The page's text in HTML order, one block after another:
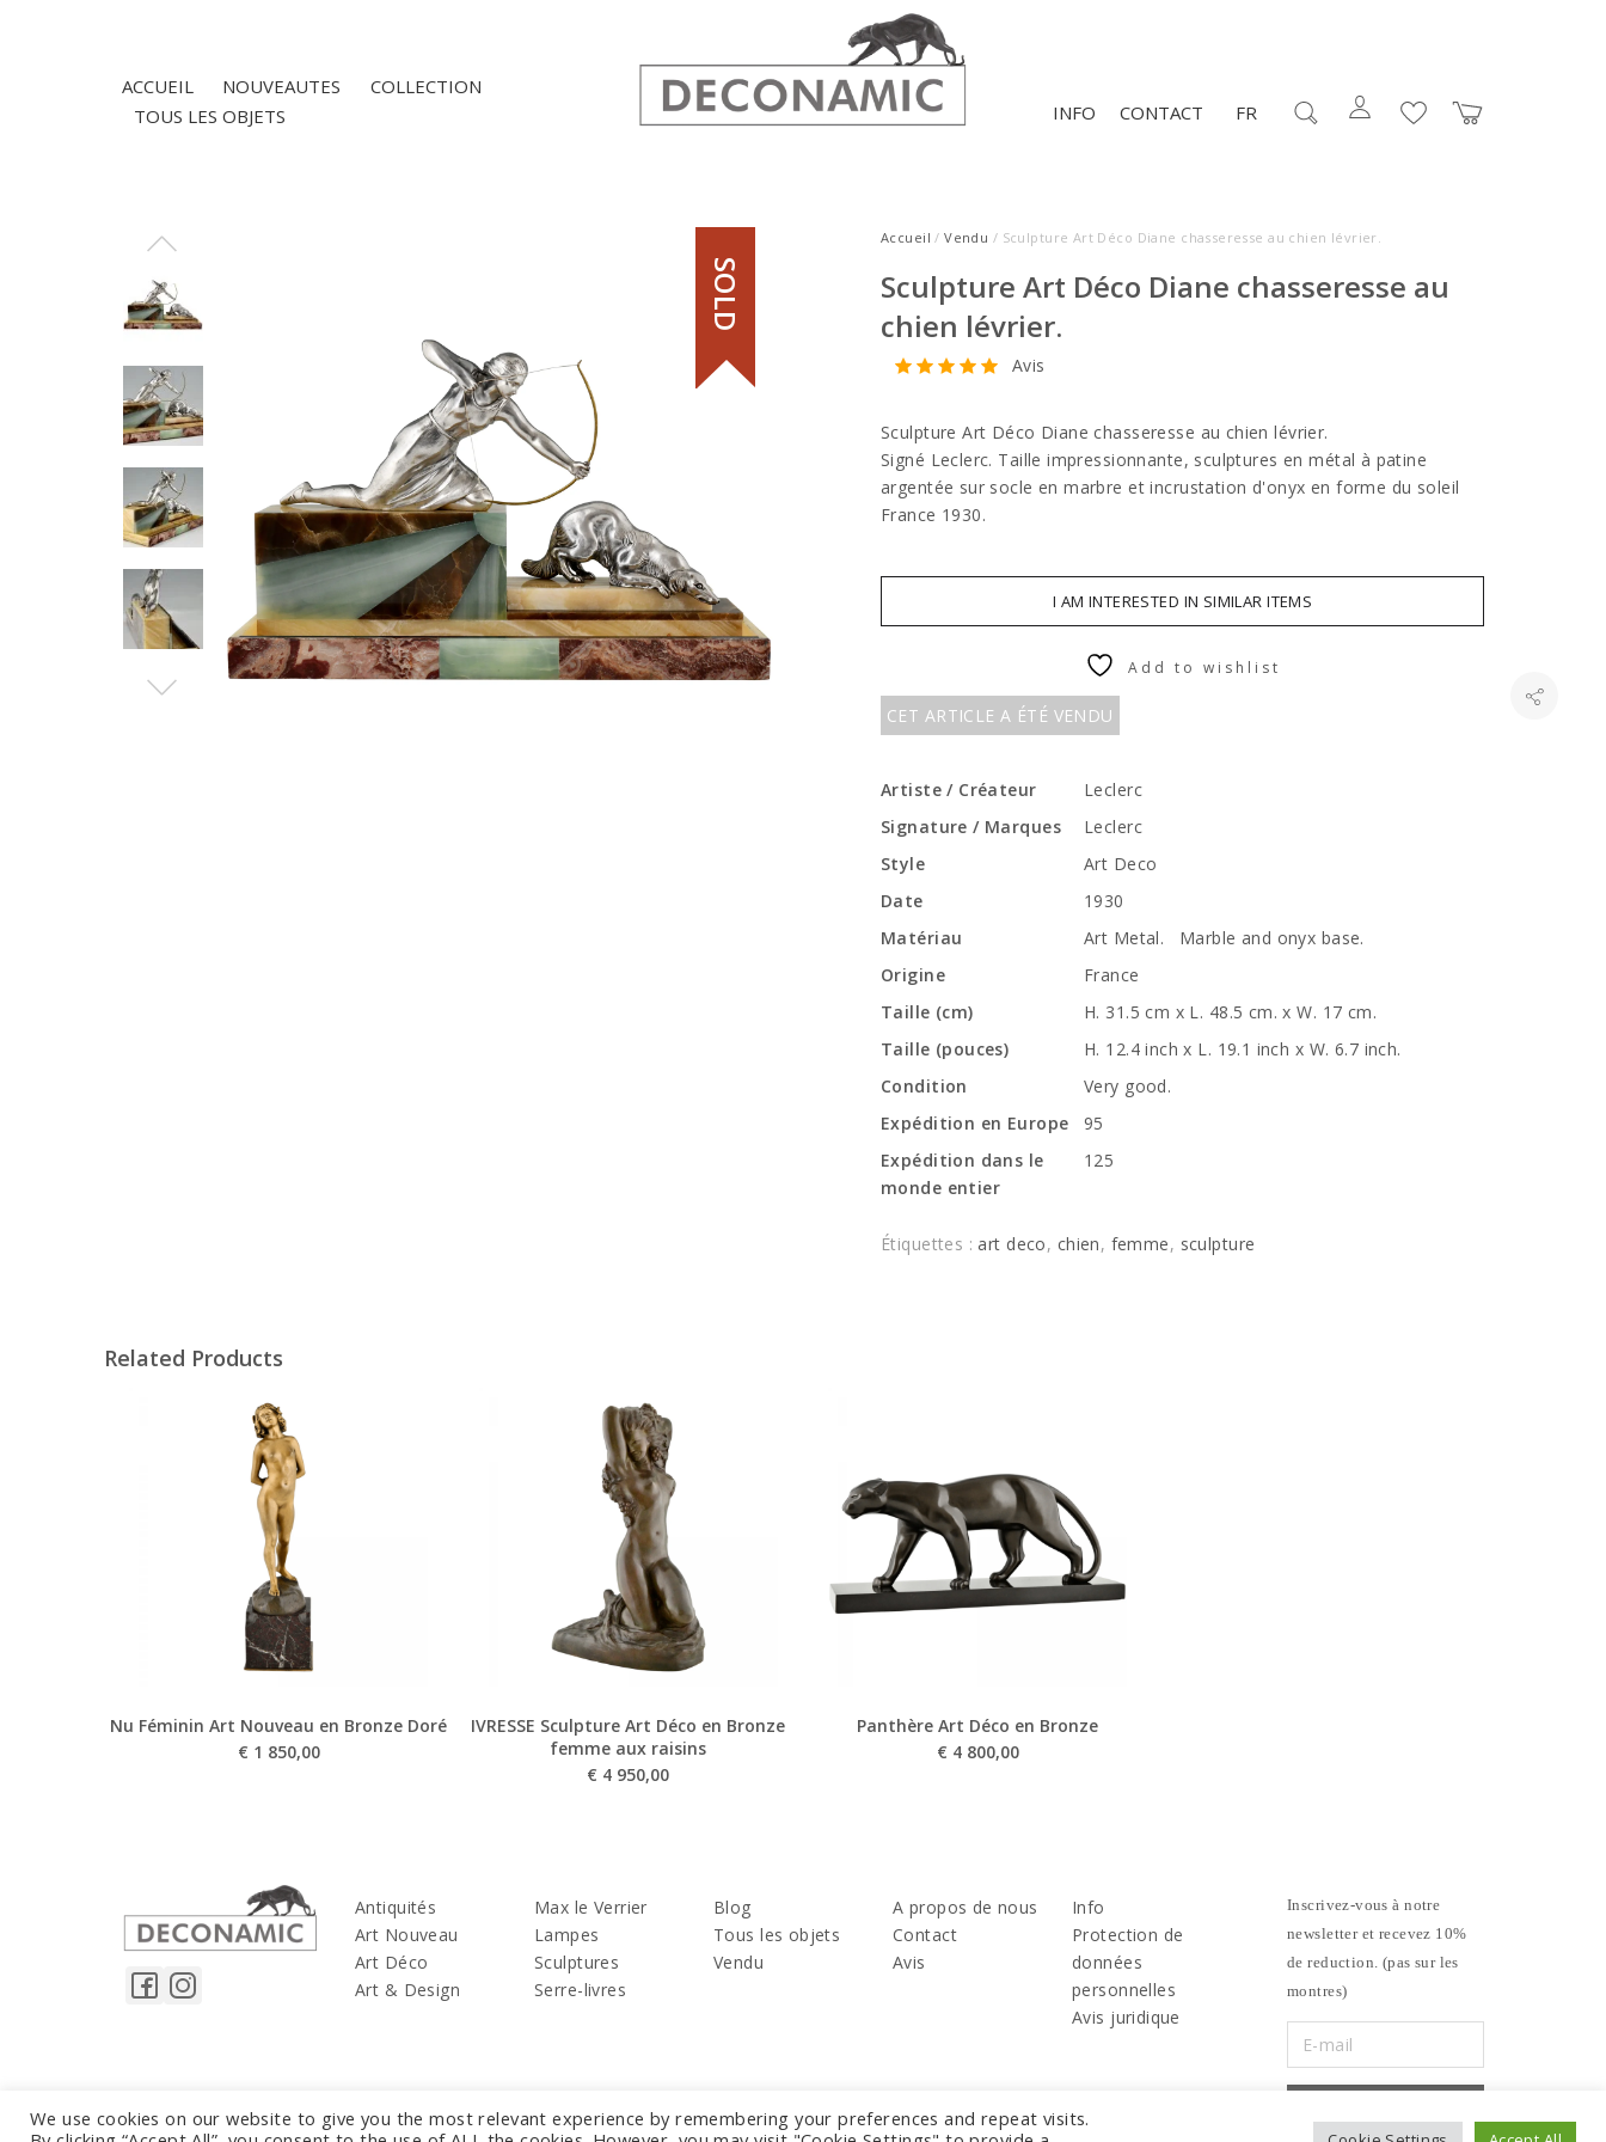
ACCUEIL NOUVEAUTES
COLLECTION
TOUS LES OBJETS
CONTACT
INFO FR
SOLD
Accueil /Vendu / Sculpture Art Déco Diane chasseresse au chien lévrier.
Sculpture Art Déco Diane chasseresse au
chien lévrier.
Avis
Sculpture Art Déco Diane chasseresse au chien lévrier.
Signé Leclerc. Taille impressionnante, sculptures en métal à patine
argentée sur socle en marbre et incrustation d'onyx en forme du soleil
France 1930.
I AM INTERESTED IN SIMILAR ITEMS
CET ARTICLE A ÉTÉ VENDU
Add to wishlist
Artiste / Créateur
Leclerc
Signature / Marques
Leclerc
Style
Art Deco
Date
1930
Matériau
Art Metal. Marble and onyx base.
Origine
France
Taille (cm)
H. 31.5 cm x L. 48.5 cm. x W. 17 cm.
Taille (pouces)
H. 12.4 inch x L. 19.1 inch x W. 6.7 inch.
Condition
Very good.
Expédition en Europe
95
Expédition dans le
monde entier
125
Étiquettes : art deco, chien, femme, sculpture
Related Products
Nu Féminin Art Nouveau en Bronze Doré
€ 1 850,00
IVRESSE Sculpture Art Déco en Bronze
femme aux raisins
€ 4 950,00
Panthère Art Déco en Bronze
€ 4 800,00
Antiquités
Art Nouveau
Art Déco
Art & Design
Max le Verrier
Lampes
Sculptures
Serre-livres
Blog
Tous les objets
Vendu
A propos de nous
Contact
Avis
Info
Protection de
données
personnelles
Avis juridique
Inscrivez-vous à notre
newsletter et recevez 10%
de reduction. (pas sur les
montres)
We use cookies on our website to give you the most relevant experience by remembering your preferences and repeat visits.